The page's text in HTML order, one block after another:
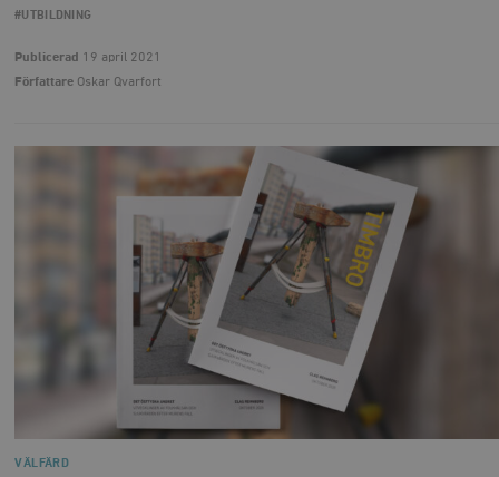
#UTBILDNING
Publicerad 19 april 2021
Författare Oskar Qvarfort
VÄLFÄRD